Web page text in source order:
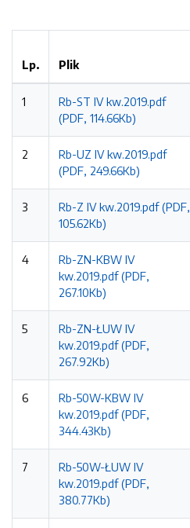
Lp. Plik
1
Rb-ST IV kw.2019.pdf
(PDF, 114.66Kb)
2
Rb-UZ IV kw.2019.pdf
(PDF, 249.66Kb)
3
Rb-Z IV kw.2019.pdf (PDF,
105.62Kb)
4
Rb-ZN-KBW IV
kw.2019.pdf (PDF,
267.10Kb)
5
Rb-ZN-ŁUW IV
kw.2019.pdf (PDF,
267.92Kb)
6
Rb-50W-KBW IV
kw.2019.pdf (PDF,
344.43Kb)
7
Rb-50W-ŁUW IV
kw.2019.pdf (PDF,
380.77Kb)